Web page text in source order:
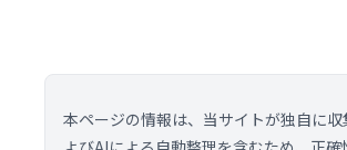
本ページの情報は、当サイトが独自に